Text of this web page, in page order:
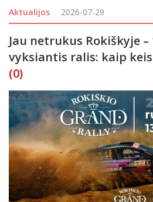
prasidėjo ir Rokiškio Juozo Tumo-
teritorijoje – didžiulių
Aktualijos 2026-07-29
Jau netrukus Rokiškyje
vyksiantis ralis: kaip
(0)